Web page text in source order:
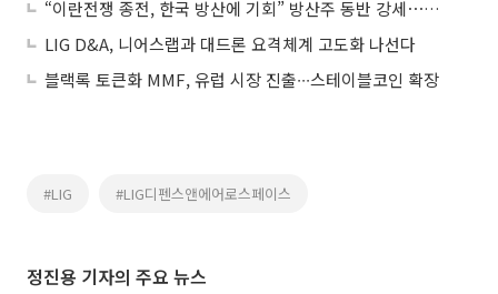
“이란전쟁 종전, 한국 방산에 기회” 방산주 동반 강세⋯한화에어로ㆍLIG디펜스 등 ↑
LIG D&A, 니어스랩과 대드론 요격체계 고도화 나선다
블랙록 토큰화 MMF, 유럽 시장 진출∙∙∙스테이블코인 확장
#LIG #LIG디펜스앤에어로스페이스
정진용 기자의 주요 뉴스